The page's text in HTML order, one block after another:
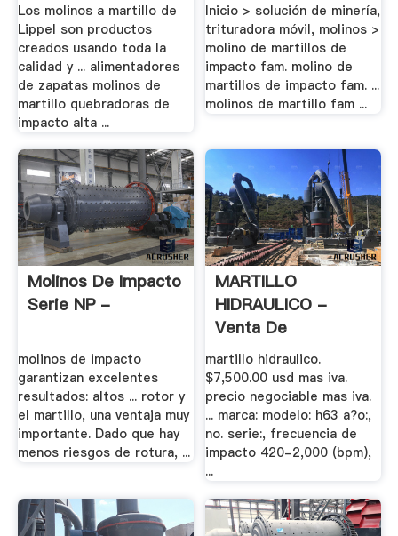
Los molinos a martillo de
Lippel son productos
creados usando toda la
calidad y ... alimentadores
de zapatas molinos de
martillo quebradoras de
impacto alta ...
Inicio > solución de minería,
trituradora móvil, molinos >
molino de martillos de
impacto fam. molino de
martillos de impacto fam. ...
molinos de martillo fam ...
Molinos De Impacto
Serie NP -
molinos de impacto
garantizan excelentes
resultados: altos ... rotor y
el martillo, una ventaja muy
importante. Dado que hay
menos riesgos de rotura, ...
MARTILLO
HIDRAULICO -
Venta De
Maquinaria .
martillo hidraulico.
$7,500.00 usd mas iva.
precio negociable mas iva.
... marca: modelo: h63 a?o:,
no. serie:, frecuencia de
impacto 420-2,000 (bpm),
...